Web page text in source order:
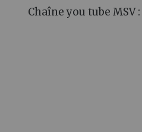
Chaîne you tube MSV :